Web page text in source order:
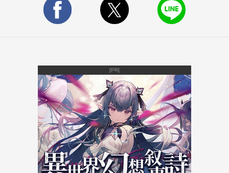
よね。絵本を読んでいる時に、「ゲームで出て来たひらがなだ
ね！」と声を掛けてあげても良いでしょう。親子が触れ合う時
是非、レビュー内にてお聞かせ下さい！■ クレジットSE &amp;
BGM：魔王魂 - http://maoudamashii.jokersounds.com
声素材：あみたろの声素材工房 -
http://www14.big.or.jp/~amiami/happy/
[PR]